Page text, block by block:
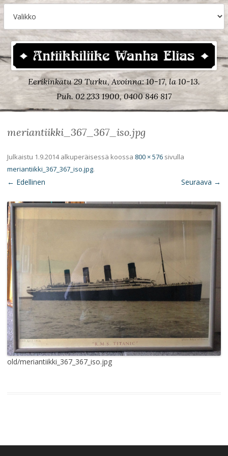
Eerikinkatu 29 Turku, Avoinna: 10-17, la 10-13.
Puh. 02 233 1900, 0400 846 817
meriantiikki_367_367_iso.jpg
Julkaistu 1.9.2014alkuperäisessä koossa 800 × 576 sivulla
meriantiikki_367_367_iso.jpg.
← Edellinen Seuraava →
old/meriantiikki_367_367_iso.jpg